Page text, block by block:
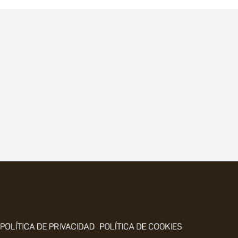
POLÍTICA DE PRIVACIDAD POLÍTICA DE COOKIES